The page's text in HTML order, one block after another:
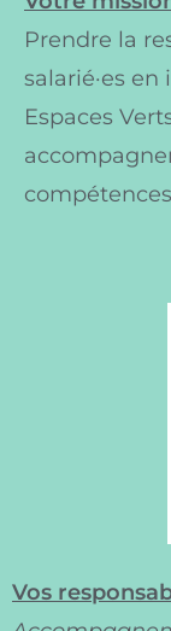
Prendre la
salarié·es
Espaces
Vos